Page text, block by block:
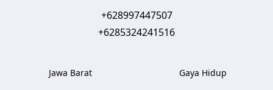
+628997447507
+6285324241516
Jawa Barat
Gaya Hidup